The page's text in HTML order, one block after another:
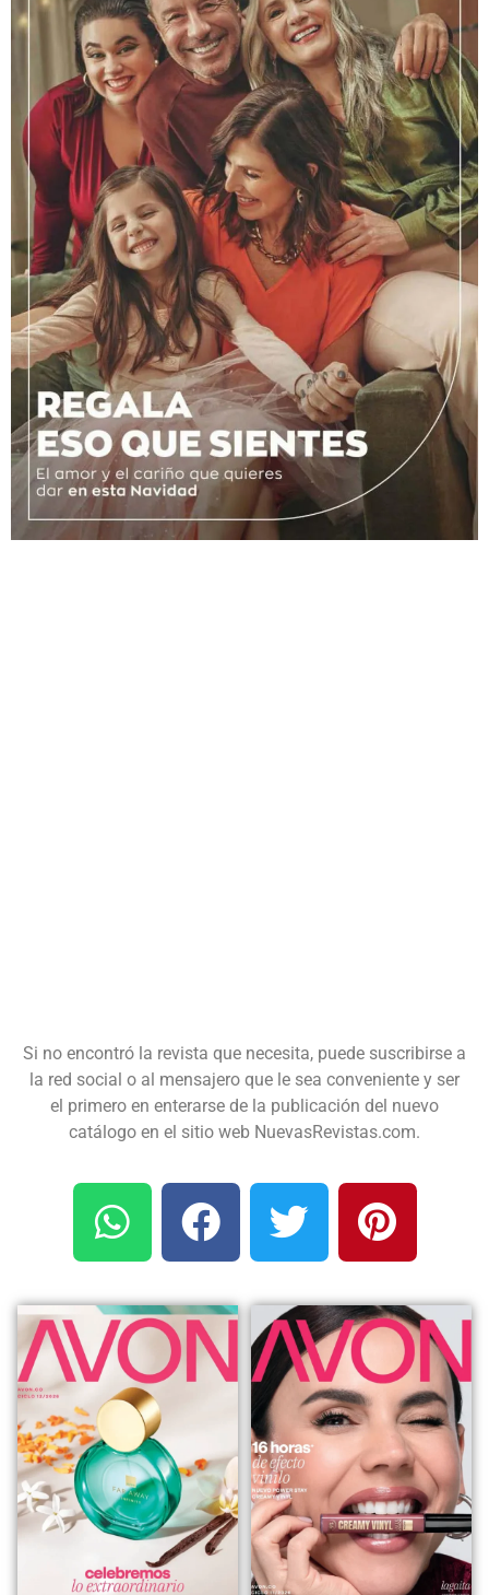
Si no encontró la revista que necesita, puede suscribirse a
la red social o al mensajero que le sea conveniente y ser
el primero en enterarse de la publicación del nuevo
catálogo en el sitio web NuevasRevistas.com.